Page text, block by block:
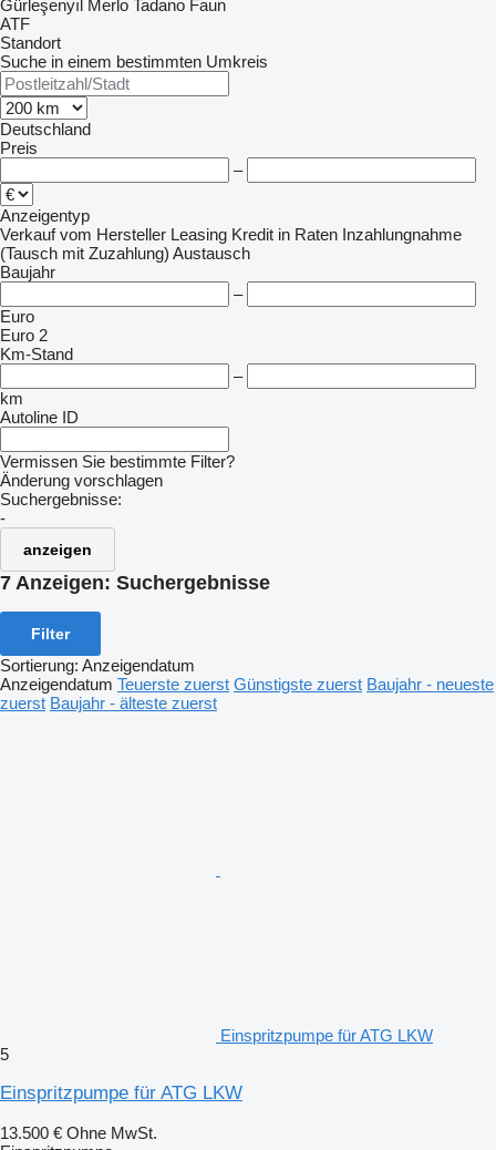
Gürleşenyıl Merlo Tadano Faun
ATF
Standort
Suche in einem bestimmten Umkreis
Deutschland
Preis
–
Anzeigentyp
Verkauf vom Hersteller Leasing Kredit in Raten Inzahlungnahme
(Tausch mit Zuzahlung) Austausch
Baujahr
–
Euro
Euro 2
Km-Stand
–
km
Autoline ID
Vermissen Sie bestimmte Filter?
Änderung vorschlagen
Suchergebnisse:
-
anzeigen
7 Anzeigen: Suchergebnisse
Filter
Sortierung: Anzeigendatum
Anzeigendatum Teuerste zuerst Günstigste zuerst Baujahr - neueste
zuerst Baujahr - älteste zuerst
Einspritzpumpe für ATG LKW
5
Einspritzpumpe für ATG LKW
13.500 € Ohne MwSt.